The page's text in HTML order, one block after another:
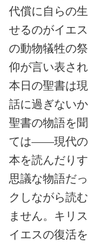
代償に自らの
せるのがイエ
の動物犠牲の
仰が言い表され
本日の聖書は
話に過ぎない
聖書の物語を
ては――現代の
本を読んだり
思議な物語だ
クしながら読
ません。キリ
イエスの復活